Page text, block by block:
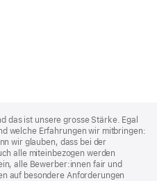
das ist unsere grosse Stärke. Egal
welche Erfahrungen wir mitbringen:
wir glauben, dass bei der
alle miteinbezogen werden
alle Bewerber:innen fair und
auf besondere Anforderungen